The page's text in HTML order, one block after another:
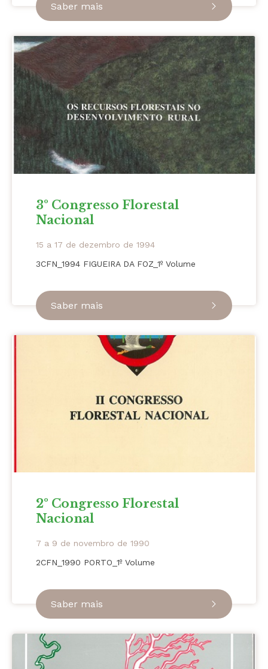
Saber mais
3º Congresso Florestal
Nacional
15 a 17 de dezembro de 1994
3CFN_1994 FIGUEIRA DA FOZ_1º Volume
Saber mais
2º Congresso Florestal
Nacional
7 a 9 de novembro de 1990
2CFN_1990 PORTO_1º Volume
Saber mais